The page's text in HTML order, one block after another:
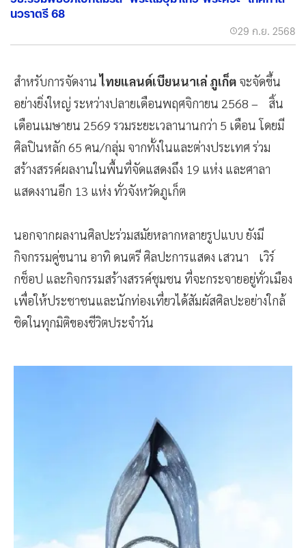
นวราตรี 68
29 ก.ย. 2568
สำหรับการจัดงานไทยแลนด์เบียนนาเล่ ภูเก็ต จะจัดขึ้น
อย่างยิ่งใหญ่ ระหว่างปลายเดือนพฤศจิกายน 2568 – สิ้น
เดือนเมษายน 2569 รวมระยะเวลานานกว่า 5 เดือน โดยมี
ศิลปินหลัก 65 คน/กลุ่ม จากทั้งในและต่างประเทศ ร่วม
สร้างสรรค์ผลงานในพื้นที่จัดแสดงถึง 19 แห่ง และศาลา
แสดงงานอีก 13 แห่ง ทั่วจังหวัดภูเก็ต
นอกจากผลงานศิลปะร่วมสมัยหลากหลายรูปแบบ ยังมี
กิจกรรมคู่ขนาน อาทิ ดนตรี ศิลปะการแสดง เสวนา เวิร์
กช็อป และกิจกรรมสร้างสรรค์ชุมชน ที่จะกระจายอยู่ทั่วเมือง
เพื่อให้ประชาชนและนักท่องเที่ยวได้สัมผัสศิลปะอย่างใกล้
ชิดในทุกมิติของชีวิตประจำวัน